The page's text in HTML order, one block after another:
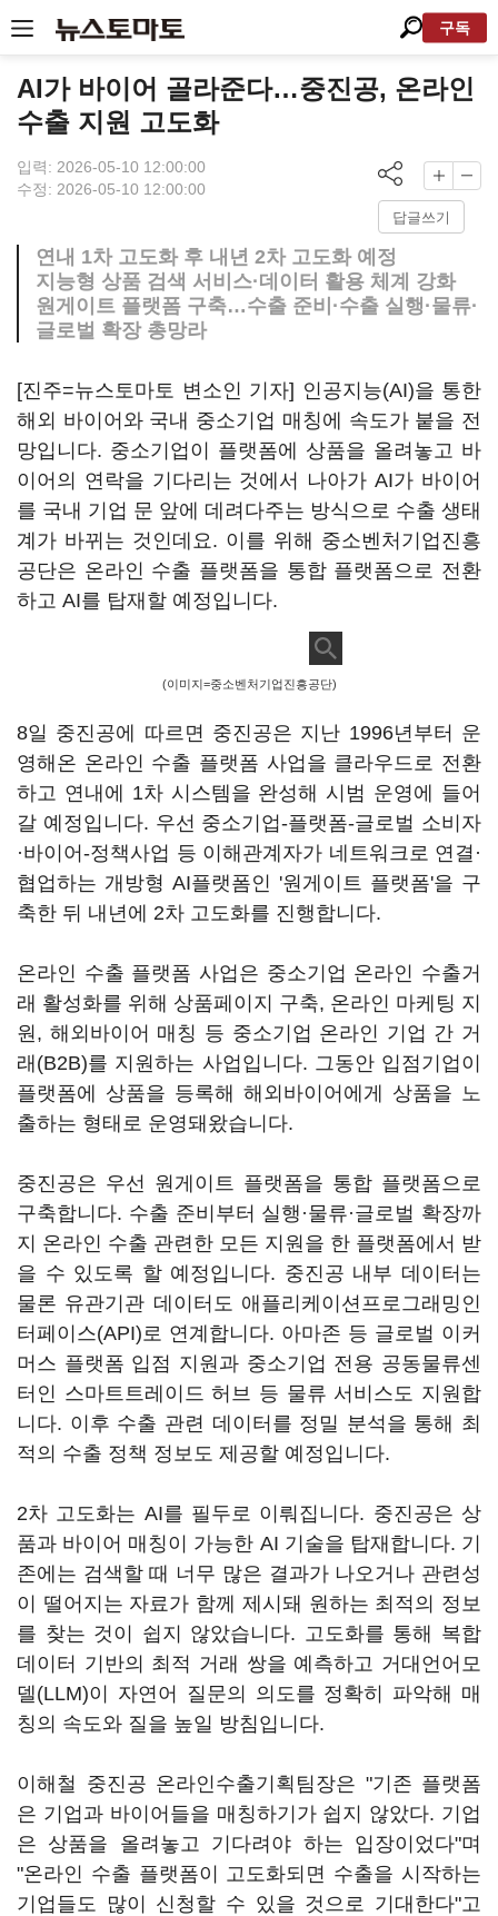
구독
AI가 바이어 골라준다…중진공, 온라인
수출 지원 고도화
입력: 2026-05-10 12:00:00
수정: 2026-05-10 12:00:00
답글쓰기
연내 1차 고도화 후 내년 2차 고도화 예정
지능형 상품 검색 서비스·데이터 활용 체계 강화
원게이트 플랫폼 구축…수출 준비·수출 실행·물류·
글로벌 확장 총망라
[진주=뉴스토마토 변소인 기자] 인공지능(AI)을 통한
해외 바이어와 국내 중소기업 매칭에 속도가 붙을 전
망입니다. 중소기업이 플랫폼에 상품을 올려놓고 바
이어의 연락을 기다리는 것에서 나아가 AI가 바이어
를 국내 기업 문 앞에 데려다주는 방식으로 수출 생태
계가 바뀌는 것인데요. 이를 위해 중소벤처기업진흥
공단은 온라인 수출 플랫폼을 통합 플랫폼으로 전환
하고 AI를 탑재할 예정입니다.
(이미지=중소벤처기업진흥공단)
8일 중진공에 따르면 중진공은 지난 1996년부터 운
영해온 온라인 수출 플랫폼 사업을 클라우드로 전환
하고 연내에 1차 시스템을 완성해 시범 운영에 들어
갈 예정입니다. 우선 중소기업-플랫폼-글로벌 소비자
·바이어-정책사업 등 이해관계자가 네트워크로 연결·
협업하는 개방형 AI플랫폼인 '원게이트 플랫폼'을 구
축한 뒤 내년에 2차 고도화를 진행합니다.
온라인 수출 플랫폼 사업은 중소기업 온라인 수출거
래 활성화를 위해 상품페이지 구축, 온라인 마케팅 지
원, 해외바이어 매칭 등 중소기업 온라인 기업 간 거
래(B2B)를 지원하는 사업입니다. 그동안 입점기업이
플랫폼에 상품을 등록해 해외바이어에게 상품을 노
출하는 형태로 운영돼왔습니다.
중진공은 우선 원게이트 플랫폼을 통합 플랫폼으로
구축합니다. 수출 준비부터 실행·물류·글로벌 확장까
지 온라인 수출 관련한 모든 지원을 한 플랫폼에서 받
을 수 있도록 할 예정입니다. 중진공 내부 데이터는
물론 유관기관 데이터도 애플리케이션프로그래밍인
터페이스(API)로 연계합니다. 아마존 등 글로벌 이커
머스 플랫폼 입점 지원과 중소기업 전용 공동물류센
터인 스마트트레이드 허브 등 물류 서비스도 지원합
니다. 이후 수출 관련 데이터를 정밀 분석을 통해 최
적의 수출 정책 정보도 제공할 예정입니다.
2차 고도화는 AI를 필두로 이뤄집니다. 중진공은 상
품과 바이어 매칭이 가능한 AI 기술을 탑재합니다. 기
존에는 검색할 때 너무 많은 결과가 나오거나 관련성
이 떨어지는 자료가 함께 제시돼 원하는 최적의 정보
를 찾는 것이 쉽지 않았습니다. 고도화를 통해 복합
데이터 기반의 최적 거래 쌍을 예측하고 거대언어모
델(LLM)이 자연어 질문의 의도를 정확히 파악해 매
칭의 속도와 질을 높일 방침입니다.
이해철 중진공 온라인수출기획팀장은 "기존 플랫폼
은 기업과 바이어들을 매칭하기가 쉽지 않았다. 기업
은 상품을 올려놓고 기다려야 하는 입장이었다"며
"온라인 수출 플랫폼이 고도화되면 수출을 시작하는
기업들도 많이 신청할 수 있을 것으로 기대한다"고